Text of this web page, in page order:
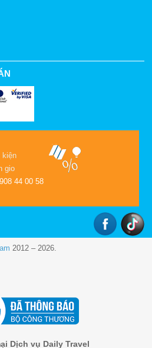
kiện
gio
44 00 58
2012 – 2026.
Dịch vụ Daily Travel